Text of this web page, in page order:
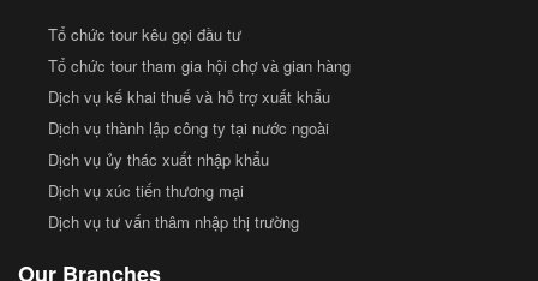
Tổ chức tour kêu gọi đầu tư
Tổ chức tour tham gia hội chợ và gian hàng
Dịch vụ kế khai thuế và hỗ trợ xuất khẩu
Dịch vụ thành lập công ty tại nước ngoài
Dịch vụ ủy thác xuất nhập khẩu
Dịch vụ xúc tiến thương mại
Dịch vụ tư vấn thâm nhập thị trường
Our Branches